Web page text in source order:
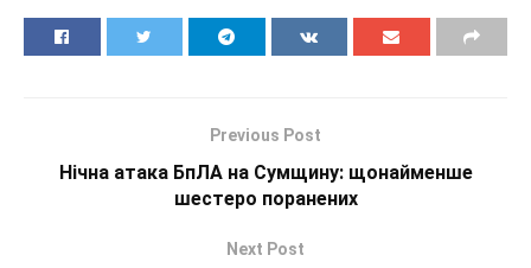
Previous Post
Нічна атака БпЛА на Сумщину: щонайменше
шестеро поранених
Next Post